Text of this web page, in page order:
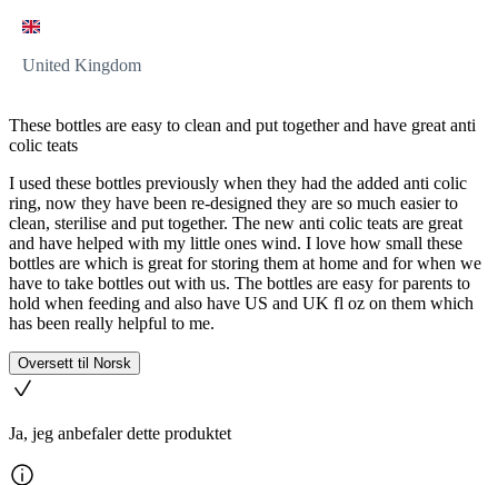
United Kingdom
These bottles are easy to clean and put together and have great anti
colic teats
I used these bottles previously when they had the added anti colic
ring, now they have been re-designed they are so much easier to
clean, sterilise and put together. The new anti colic teats are great
and have helped with my little ones wind. I love how small these
bottles are which is great for storing them at home and for when we
have to take bottles out with us. The bottles are easy for parents to
hold when feeding and also have US and UK fl oz on them which
has been really helpful to me.
Oversett til Norsk
Ja, jeg anbefaler dette produktet